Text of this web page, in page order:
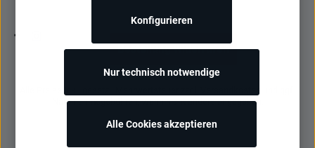
Bestellung widerrufen
Nachnahmegebühren, wenn nicht anders angegeben.
Nur technisch notwendige
Konfigurieren
Alle Cookies akzeptieren